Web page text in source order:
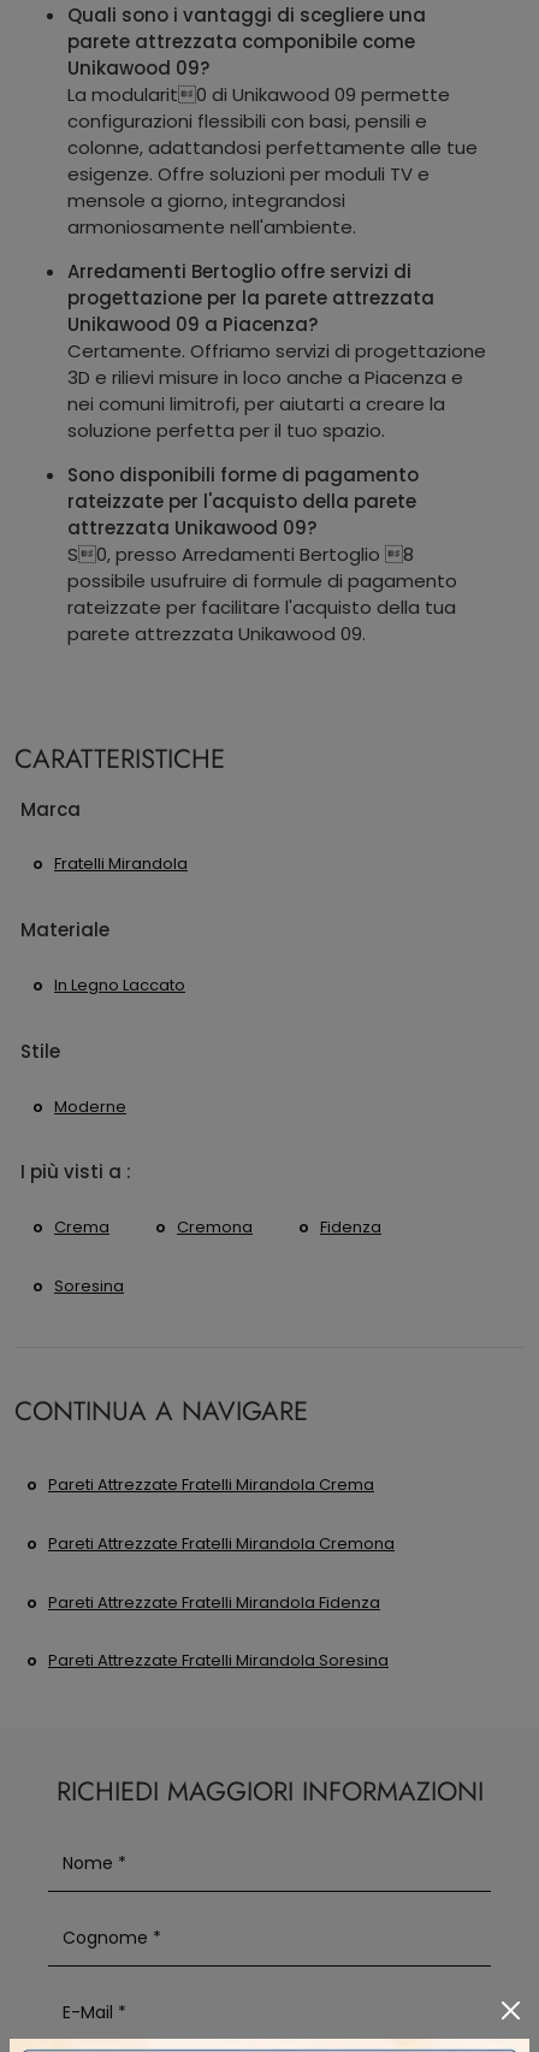
Quali sono i vantaggi di scegliere una
parete attrezzata componibile come
Unikawood 09?
La modularit0 di Unikawood 09 permette
configurazioni flessibili con basi, pensili e
colonne, adattandosi perfettamente alle tue
esigenze. Offre soluzioni per moduli TV e
mensole a giorno, integrandosi
armoniosamente nell'ambiente.
Arredamenti Bertoglio offre servizi di
progettazione per la parete attrezzata
Unikawood 09 a Piacenza?
Certamente. Offriamo servizi di progettazione
3D e rilievi misure in loco anche a Piacenza e
nei comuni limitrofi, per aiutarti a creare la
soluzione perfetta per il tuo spazio.
Sono disponibili forme di pagamento
rateizzate per l'acquisto della parete
attrezzata Unikawood 09?
S0, presso Arredamenti Bertoglio 8
possibile usufruire di formule di pagamento
rateizzate per facilitare l'acquisto della tua
parete attrezzata Unikawood 09.
CARATTERISTICHE
Marca
Fratelli Mirandola
Materiale
In Legno Laccato
Stile
Moderne
I più visti a :
Crema Cremona Fidenza
Soresina
CONTINUA A NAVIGARE
Pareti Attrezzate Fratelli Mirandola Crema
Pareti Attrezzate Fratelli Mirandola Cremona
Pareti Attrezzate Fratelli Mirandola Fidenza
Pareti Attrezzate Fratelli Mirandola Soresina
RICHIEDI MAGGIORI INFORMAZIONI